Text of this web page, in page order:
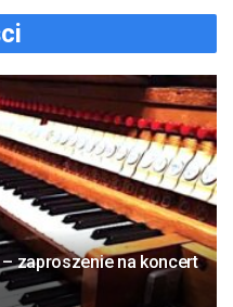
zaproszenie na koncert